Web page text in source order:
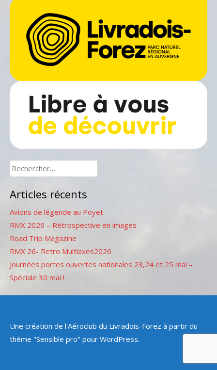
Rechercher :
Articles récents
Avions de légende au Poyet
RMX 2026 – Rétrospective en images
Road Trip Magazine
RMX 26- Retro Multiaxes2026
Journées portes ouvertes nationales 23,24 et 25 mai –
Spéciale 30 mai !
Une création de l'Aéroclub du Livradois-Forez à partir du
thème "Sensible pro" pour WordPress.